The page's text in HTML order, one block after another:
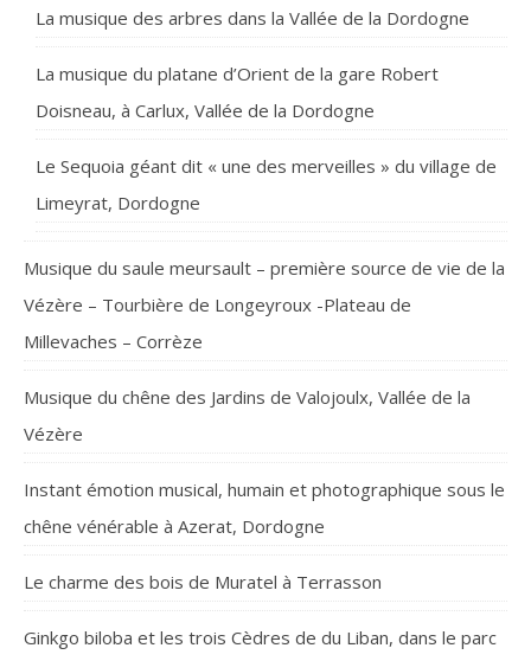
La musique des arbres dans la Vallée de la Dordogne
La musique du platane d’Orient de la gare Robert
Doisneau, à Carlux, Vallée de la Dordogne
Le Sequoia géant dit « une des merveilles » du village de
Limeyrat, Dordogne
Musique du saule meursault – première source de vie de la
Vézère – Tourbière de Longeyroux -Plateau de
Millevaches – Corrèze
Musique du chêne des Jardins de Valojoulx, Vallée de la
Vézère
Instant émotion musical, humain et photographique sous le
chêne vénérable à Azerat, Dordogne
Le charme des bois de Muratel à Terrasson
Ginkgo biloba et les trois Cèdres de du Liban, dans le parc